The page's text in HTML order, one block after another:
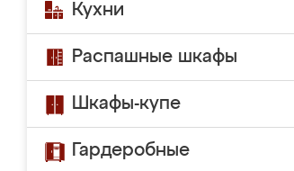
Кухни
Распашные шкафы
Шкафы-купе
Гардеробные